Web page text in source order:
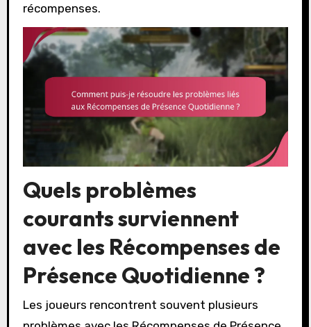
récompenses.
Quels problèmes
courants surviennent
avec les Récompenses de
Présence Quotidienne ?
Les joueurs rencontrent souvent plusieurs